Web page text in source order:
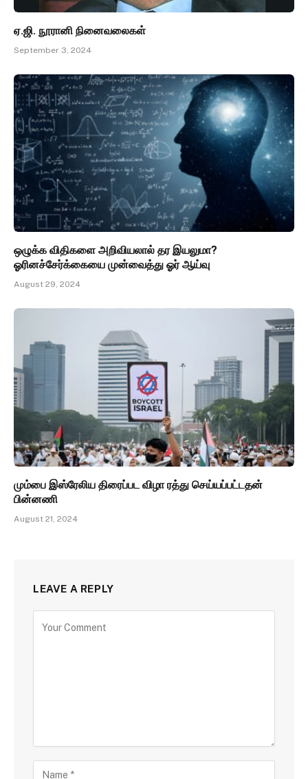
ஏ.ஜி. நூரானி நினைவலைகள்
September 3, 2024
ஒழுக்க விதிகளை அறிவியலால் தர இயலுமா?
ஓரினச்சேர்க்கையை முன்வைத்து ஓர் ஆய்வு
August 29, 2024
மும்பை இஸ்ரேலிய திரைப்பட விழா ரத்து செய்யப்பட்டதன்
பின்னணி
August 21, 2024
LEAVE A REPLY